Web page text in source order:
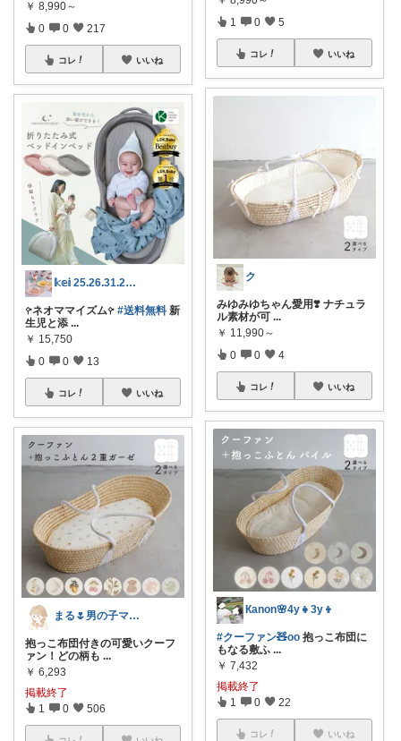
￥ 8,990～
0 0 217
コレ いいね
𝕜𝕖𝕚 25.26.31.2日💓
𖧤ネオママイズム𖧤 #送料無料 新
生児と添 ...
￥ 15,750
0 0 13
コレ いいね
まる🌷男の子ママ🫧くすみカラー好き
抱っこ布団付きの可愛いクーフ
ァン！どの柄も ...
￥ 6,293
掲載終了
1 0 506
1 0 5
コレ いいね
ク
みゆみゆちゃん愛用❣️ ナチュラ
ル素材が可 ...
￥ 11,990～
0 0 4
コレ いいね
Кanon🌸4y👧3y👦
#クーファン🧸oo 抱っこ布団に
もなる敷ふ ...
￥ 7,432
掲載終了
1 0 22
コレ いいね